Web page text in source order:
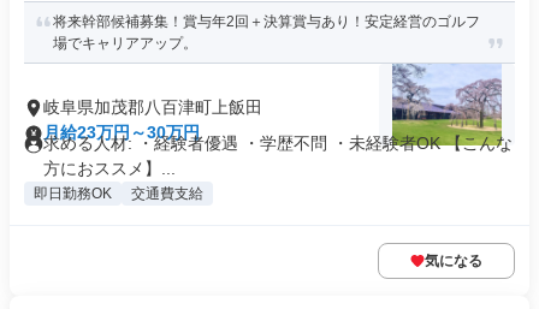
将来幹部候補募集！賞与年2回＋決算賞与あり！安定経営のゴルフ
場でキャリアアップ。
岐阜県加茂郡八百津町上飯田
月給23万円～30万円
求める人材: ・経験者優遇 ・学歴不問 ・未経験者OK 【こんな
方におススメ】...
即日勤務OK 交通費支給
気になる